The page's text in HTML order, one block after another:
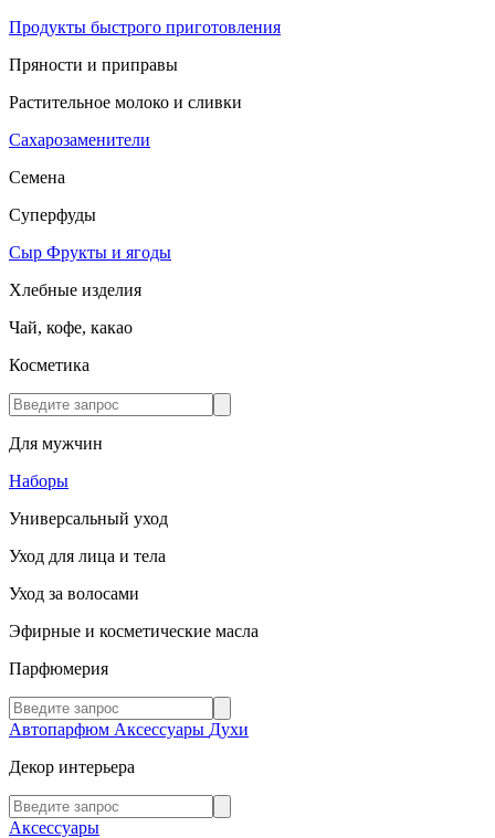
Продукты быстрого приготовления
Пряности и приправы
Растительное молоко и сливки
Сахарозаменители
Семена
Суперфуды
Сыр Фрукты и ягоды
Хлебные изделия
Чай, кофе, какао
Косметика
Для мужчин
Наборы
Универсальный уход
Уход для лица и тела
Уход за волосами
Эфирные и косметические масла
Парфюмерия
Автопарфюм Аксессуары Духи
Декор интерьера
Аксессуары